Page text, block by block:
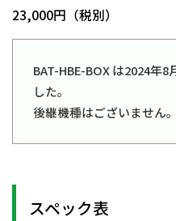
23,000円（税別）
BAT-HBE-BOX は2024年
した。
後継機種はございません。
スペック表